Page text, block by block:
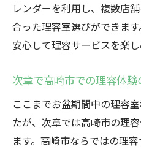
レンダーを利用し、複数店
合った理容室選びができま
安心して理容サービスを楽し
次章で高崎市での理容体
ここまでお盆期間中の理容
たが、次章では高崎市の理
ます。高崎市ならではの理